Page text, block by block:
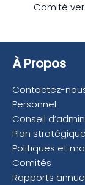
Comité
À Propos
Contactez-
Personnel
Conseil
Plan stratégique
Politiques et
Comités
Rapports